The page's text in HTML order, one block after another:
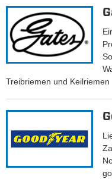
Treibriemen und Keilriemen